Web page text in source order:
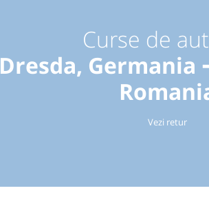
Curse de
Dresda, Germania
Vezi retur